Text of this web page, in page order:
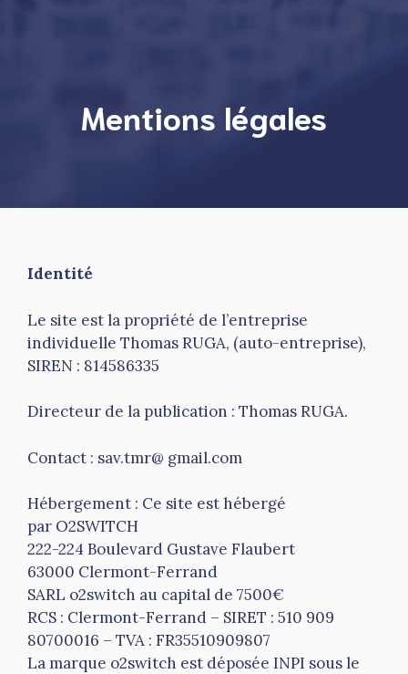
Mentions légales
Identité
Le site est la propriété de l’entreprise
individuelle Thomas RUGA, (auto-entreprise),
SIREN : 814586335
Directeur de la publication : Thomas RUGA.
Contact : sav.tmr@ gmail.com
Hébergement : Ce site est hébergé
par O2SWITCH
222-224 Boulevard Gustave Flaubert
63000 Clermont-Ferrand
SARL o2switch au capital de 7500€
RCS : Clermont-Ferrand – SIRET : 510 909
80700016 – TVA : FR35510909807
La marque o2switch est déposée INPI sous le